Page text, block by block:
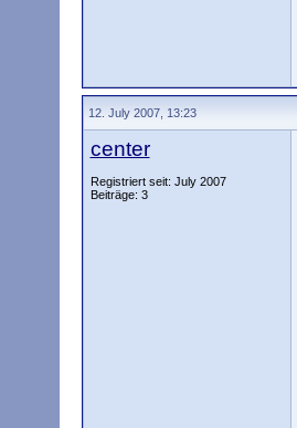
12. July 2007, 13:23
center
Registriert seit: July 2007
Beiträge: 3